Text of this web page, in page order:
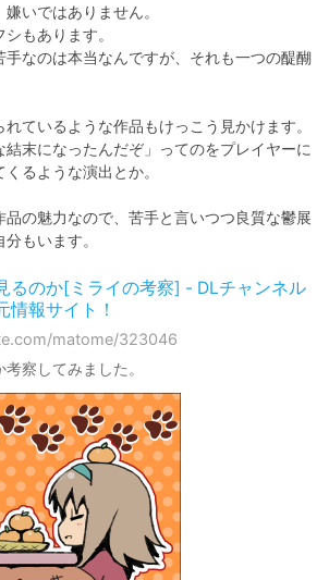
いではありません。
もあります。
手なのは本当なんですが、それも一つの醍醐
ているような作品もけっこう見かけます。
結末になったんだぞ」ってのをプレイヤーに
るような演出とか。
品の魅力なので、苦手と言いつつ良質な鬱展
もいます。
るのか[ミライの考察] - DLチャンネル
情報サイト！
matome/323046
察してみました。